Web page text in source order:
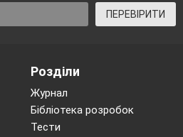
ПЕРЕВІРИТИ
Розділи
Журнал
Бібліотека розробок
Тести